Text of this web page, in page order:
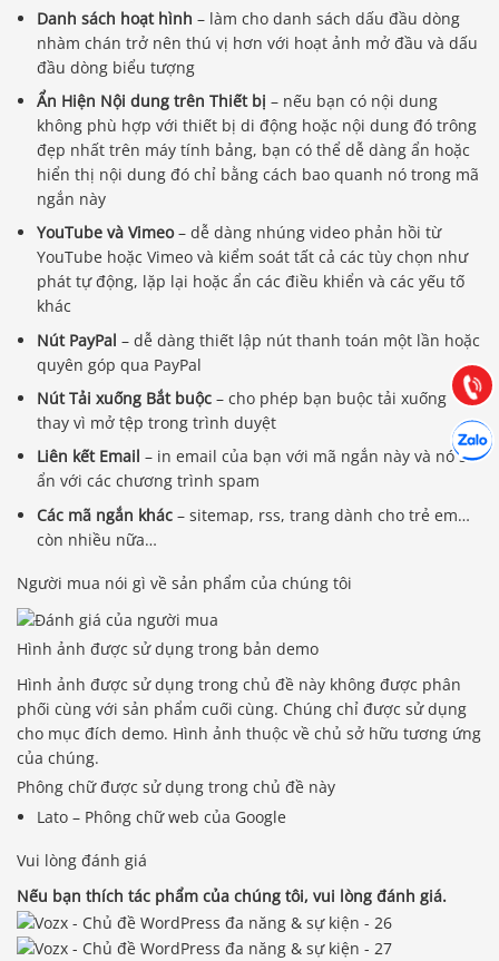
Danh sách hoạt hình – làm cho danh sách dấu đầu dòng
nhàm chán trở nên thú vị hơn với hoạt ảnh mở đầu và dấu
đầu dòng biểu tượng
Ẩn Hiện Nội dung trên Thiết bị – nếu bạn có nội dung
không phù hợp với thiết bị di động hoặc nội dung đó trông
đẹp nhất trên máy tính bảng, bạn có thể dễ dàng ẩn hoặc
hiển thị nội dung đó chỉ bằng cách bao quanh nó trong mã
ngắn này
YouTube và Vimeo– dễ dàng nhúng video phản hồi từ
YouTube hoặc Vimeo và kiểm soát tất cả các tùy chọn như
phát tự động, lặp lại hoặc ẩn các điều khiển và các yếu tố
khác
Nút PayPal – dễ dàng thiết lập nút thanh toán một lần hoặc
quyên góp qua PayPal
Nút Tải xuống Bắt buộc – cho phép bạn buộc tải xuống
thay vì mở tệp trong trình duyệt
Liên kết Email – in email của bạn với mã ngắn này và nó sẽ
ẩn với các chương trình spam
Các mã ngắn khác – sitemap, rss, trang dành cho trẻ em…
còn nhiều nữa…
Người mua nói gì về sản phẩm của chúng tôi
Hình ảnh được sử dụng trong bản demo
Hình ảnh được sử dụng trong chủ đề này không được phân
phối cùng với sản phẩm cuối cùng. Chúng chỉ được sử dụng
cho mục đích demo. Hình ảnh thuộc về chủ sở hữu tương ứng
của chúng.
Phông chữ được sử dụng trong chủ đề này
Lato – Phông chữ web của Google
Vui lòng đánh giá
Nếu bạn thích tác phẩm của chúng tôi, vui lòng đánh giá.
Gọi
Báo giá & Đặt hàng:
0903.976.769
Hướng dẫn & Hỗ trợ:
(028) 22.166.144
Chát